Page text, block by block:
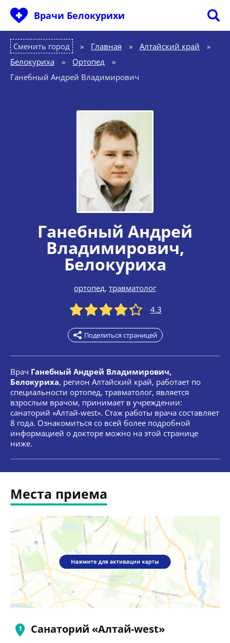
Врачи Белокурихи
Сменить город Главная » Алтайский край
»
Белокуриха
» Ортопед
»
Ганебный Андрей Владимирович
Ганебный Андрей
Владимирович,
Белокуриха
ортопед, травматолог
4.3
Поделиться страницей
Врач Ганебный Андрей Владимирович,
Белокуриха, регион Алтайский край, работает по
специальности ортопед, травматолог, является
взрослым врачом, принимает в учреждении:
санаторий «Алтай-west». Стаж работы врача составляет
8 года. Ознакомиться со всей более подробной
информацией о докторе можно на этой странице
ниже.
Места приема
Санаторий «Алтай-west»